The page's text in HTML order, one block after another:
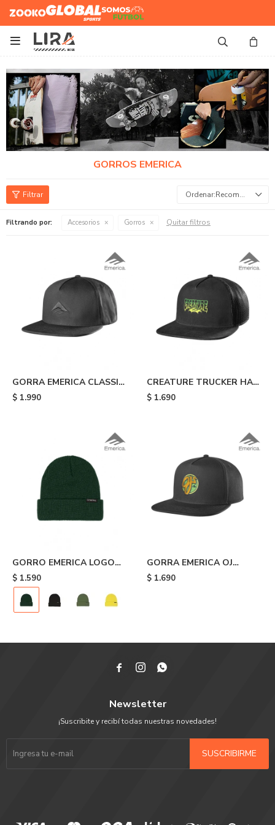
Zooko Global Sports
Somos
Futbol

GORROS EMERICA
Recomendados
Filtrando por: Accesorios Gorros Quitar filtros
GORRA EMERICA CLASSIC
SNAPBACK - Black
$ 1.990
CREATURE TRUCKER HAT
- Black
$ 1.690
GORRO EMERICA LOGO
CLAMP BEANIE - Green
$ 1.590
GORRA EMERICA OJ
CIRCLE SNAPBACK - Black
$ 1.690
  
Newsletter
¡Suscribite y recibí todas nuestras novedades!
SUSCRIBIRME